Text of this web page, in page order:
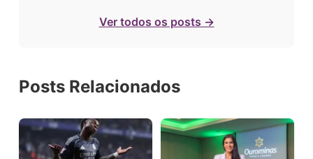
Ver todos os posts →
Posts Relacionados